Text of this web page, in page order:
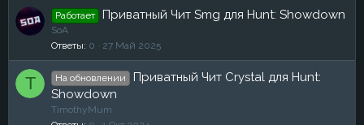
Работает Приватный Чит Smg для Hunt: Showdown
SoA
Ответы 0 27 Май 2025
T На обновлении
Приватный Чит Crystal для Hunt:
Showdown
TimothyMum